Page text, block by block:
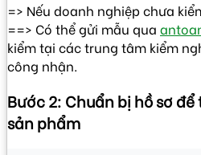
=> Nếu doanh nghiệp chưa
==> Có thể gửi mẫu qua
kiểm tại các trung tâm kiểm
công nhận.
Bước 2: Chuẩn bị hồ sơ
sản phẩm